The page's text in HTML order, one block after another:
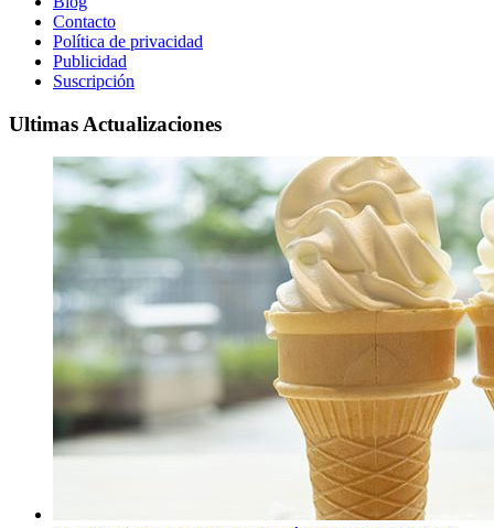
Contacto
Política de privacidad
Publicidad
Suscripción
Ultimas Actualizaciones